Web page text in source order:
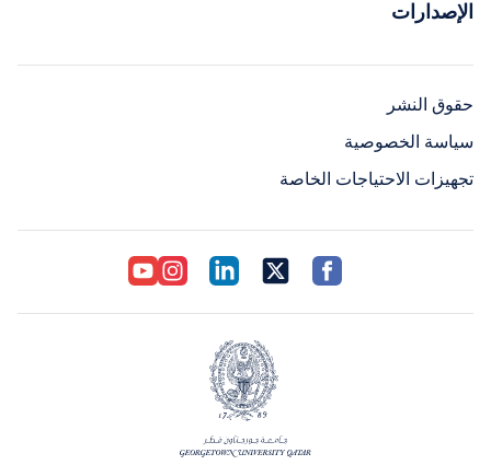
الإصدارات
حقوق النشر
سياسة الخصوصية
تجهيزات الاحتياجات الخاصة